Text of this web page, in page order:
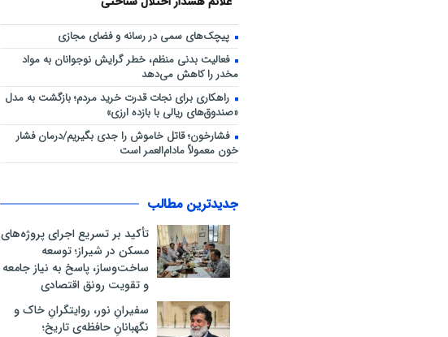
پیچک‌های سمی در رسانه و فضای مجازی
فعالیت بدنی منظم، خطر گرایش نوجوانان به مواد
مخدر را کاهش می‌دهد
راهکاری برای نجات قدرت خرید مردم؛ بازگشت به مدل
«صندوق‌های ریالی با بازده ارزی»
فشارخون؛ قاتل خاموش را جدی بگیریم/درمان فشار
خون معمولاً مادام‌العمر است
جدیدترین مطالب
تأکید بر تسریع اجرای پروژه‌های
مسکن در شیراز؛ توسعه
ساخت‌وساز، پاسخ به نیاز جامعه
و تقویت رونق اقتصادی
سفیرانِ نور، روایتگرانِ خاک و
نگهبانانِ حافظه‌ی تاریخ؛